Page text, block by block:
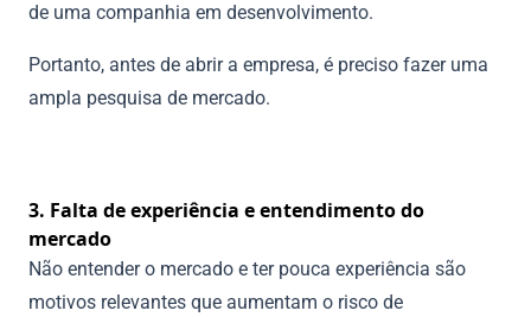
de uma companhia em desenvolvimento.
Portanto, antes de abrir a empresa, é preciso fazer uma
ampla pesquisa de mercado.
3. Falta de experiência e entendimento do
mercado
Não entender o mercado e ter pouca experiência são
motivos relevantes que aumentam o risco de